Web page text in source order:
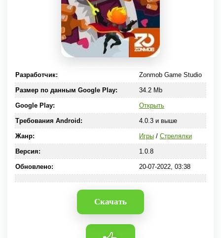
Разработчик: Zonmob Game Studio
Размер по данным Google Play: 34.2 Mb
Google Play: Открыть
Требования Android: 4.0.3 и выше
Жанр: Игры/ Стрелялки
Версия: 1.0.8
Обновлено: 20-07-2022, 03:38
Скачать